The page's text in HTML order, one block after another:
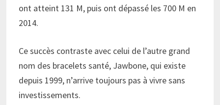
ont atteint 131 M, puis ont dépassé les 700 M en
2014.
Ce succès contraste avec celui de l’autre grand
nom des bracelets santé, Jawbone, qui existe
depuis 1999, n’arrive toujours pas à vivre sans
investissements.